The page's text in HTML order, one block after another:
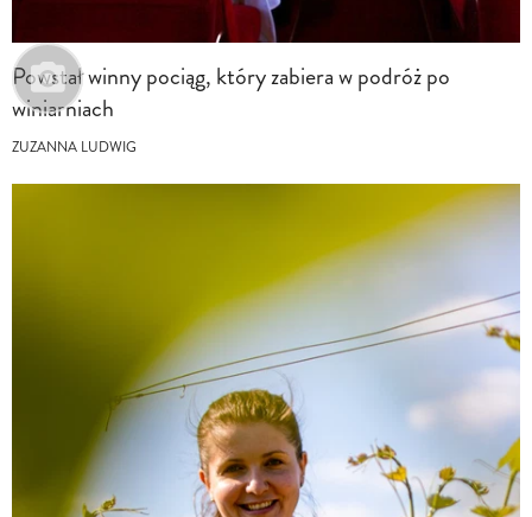
Powstał winny pociąg, który zabiera w podróż po
winiarniach
ZUZANNA LUDWIG